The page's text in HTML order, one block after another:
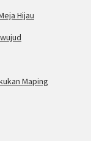
Hijau
Maping